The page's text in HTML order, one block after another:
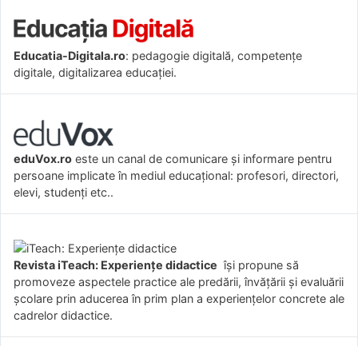
Educatia-Digitala.ro: pedagogie digitală, competențe
digitale, digitalizarea educației.
eduVox.ro este un canal de comunicare și informare pentru
persoane implicate în mediul educațional: profesori, directori,
elevi, studenți etc..
Revista iTeach: Experienţe didactice îşi propune să
promoveze aspectele practice ale predării, învăţării şi evaluării
şcolare prin aducerea în prim plan a experienţelor concrete ale
cadrelor didactice.